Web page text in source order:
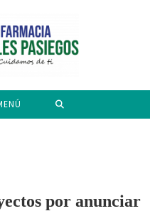
por anunciar